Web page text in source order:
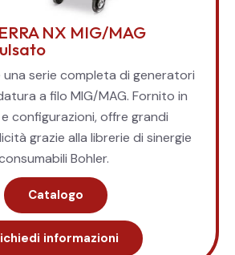
NX MIG/MAG
una serie completa di generatori
a filo MIG/MAG. Fornito in
configurazioni, offre grandi
grazie alla librerie di sinergie
Bohler.
Catalogo
informazioni